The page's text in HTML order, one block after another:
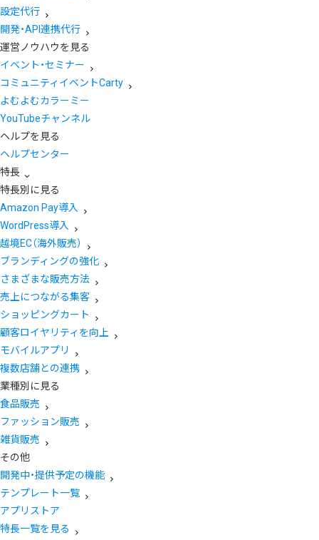
設定代行
開発・API連携代行
運営ノウハウを見る
イベント・セミナー
コミュニティイベントCarty
よむよむカラーミー
YouTubeチャンネル
ヘルプを見る
ヘルプセンター
特長
特長別に見る
Amazon Pay導入
WordPress導入
越境EC（海外販売）
ブランディングの強化
さまざまな販売方法
売上につながる集客
ショッピングカート
顧客ロイヤリティを向上
モバイルアプリ
複数店舗との連携
業種別に見る
食品販売
ファッション販売
雑貨販売
その他
開発中・提供予定の機能
テンプレート一覧
アプリストア
特長一覧を見る